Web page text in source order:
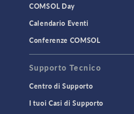
COMSOL Day
Calendario Eventi
Conferenze COMSOL
Supporto Tecnico
Centro di Supporto
I tuoi Casi di Supporto